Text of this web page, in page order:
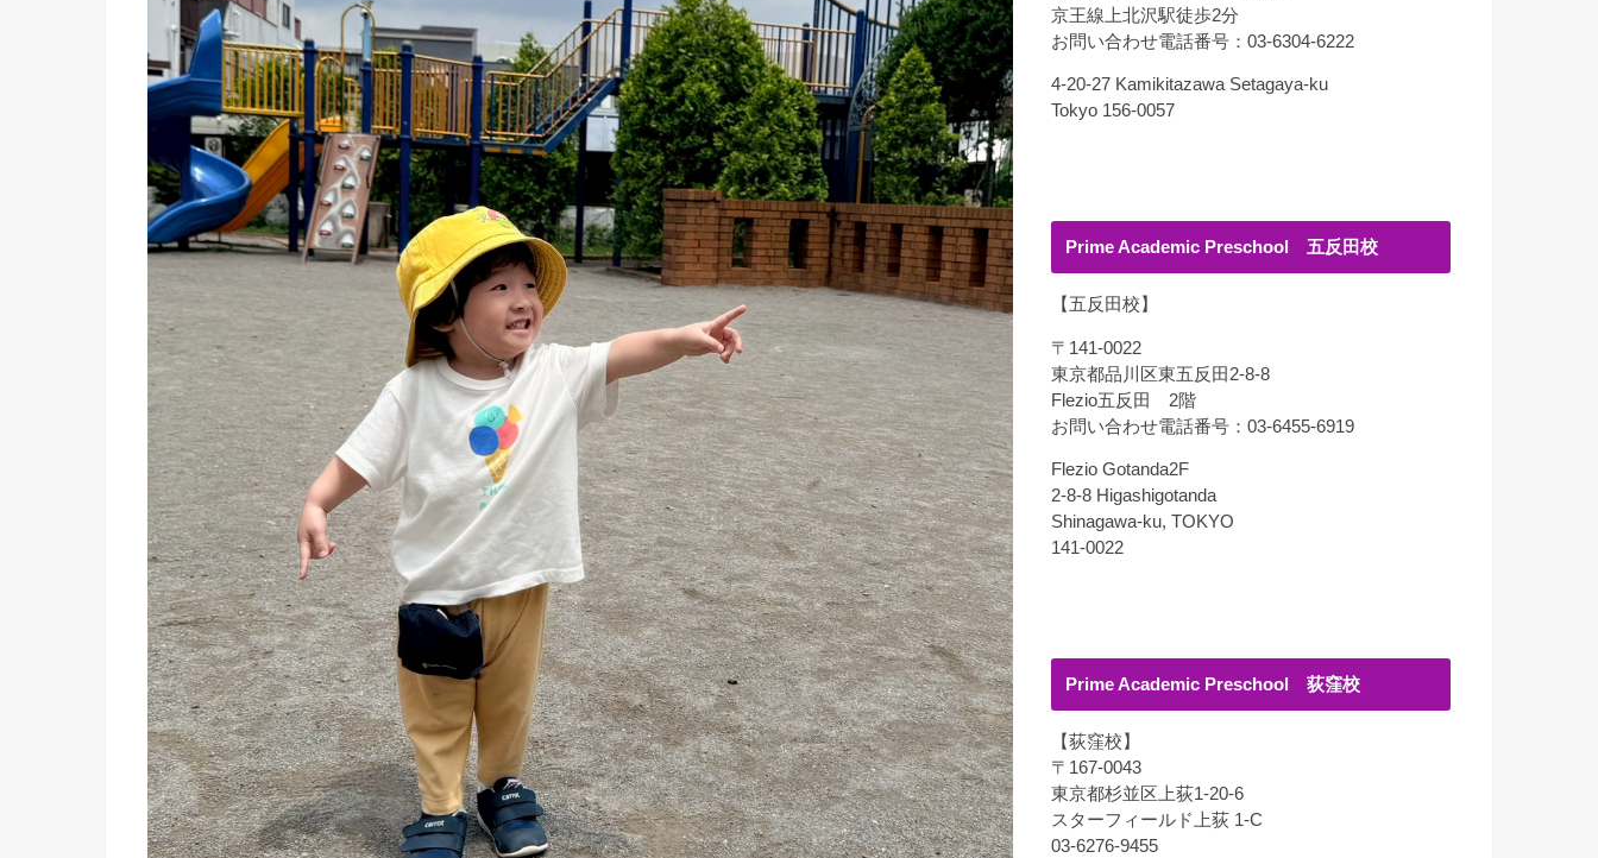
京王線上北沢駅徒歩2分
お問い合わせ電話番号：03-6304-6222
4-20-27 Kamikitazawa Setagaya-ku
Tokyo 156-0057
Prime Academic Preschool 五反田校
【五反田校】
〒141-0022
東京都品川区東五反田2-8-8
Flezio五反田 2階
お問い合わせ電話番号：03-6455-6919
Flezio Gotanda2F
2-8-8 Higashigotanda
Shinagawa-ku, TOKYO
141-0022
Prime Academic Preschool 荻窪校
【荻窪校】
〒167-0043
東京都杉並区上荻1-20-6
スターフィールド上荻 1-C
03-6276-9455